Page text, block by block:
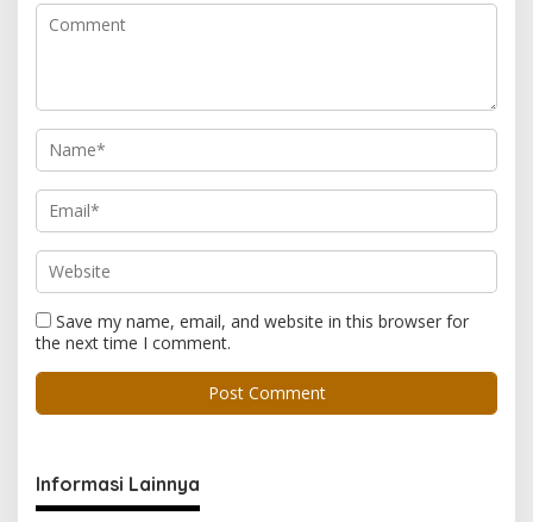
Save my name, email, and website in this browser for
the next time I comment.
Informasi Lainnya